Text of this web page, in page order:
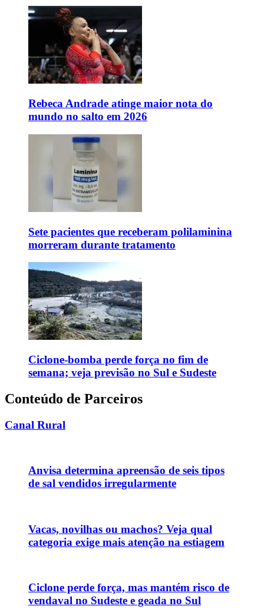
Rebeca Andrade atinge maior nota do
mundo no salto em 2026
Sete pacientes que receberam polilaminina
morreram durante tratamento
Ciclone-bomba perde força no fim de
semana; veja previsão no Sul e Sudeste
Conteúdo de Parceiros
Canal Rural
Anvisa determina apreensão de seis tipos
de sal vendidos irregularmente
Vacas, novilhas ou machos? Veja qual
categoria exige mais atenção na estiagem
Ciclone perde força, mas mantém risco de
vendaval no Sudeste e geada no Sul